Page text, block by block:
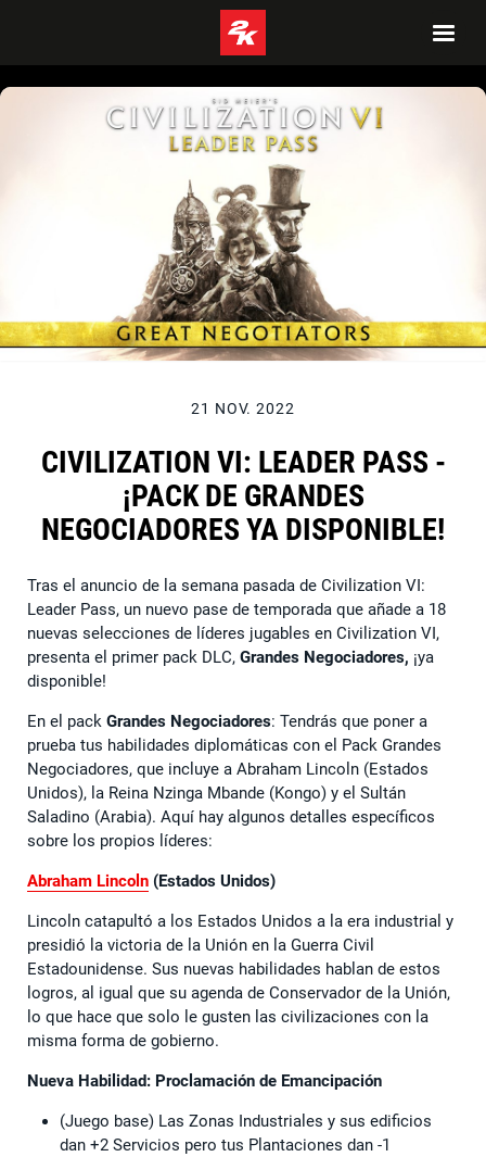
21 NOV. 2022
CIVILIZATION VI: LEADER PASS -
¡PACK DE GRANDES
NEGOCIADORES YA DISPONIBLE!
Tras el anuncio de la semana pasada de Civilization VI:
Leader Pass, un nuevo pase de temporada que añade a 18
nuevas selecciones de líderes jugables en Civilization VI,
presenta el primer pack DLC, Grandes Negociadores, ¡ya
disponible!
En el pack Grandes Negociadores: Tendrás que poner a
prueba tus habilidades diplomáticas con el Pack Grandes
Negociadores, que incluye a Abraham Lincoln (Estados
Unidos), la Reina Nzinga Mbande (Kongo) y el Sultán
Saladino (Arabia). Aquí hay algunos detalles específicos
sobre los propios líderes:
Abraham Lincoln (Estados Unidos)
Lincoln catapultó a los Estados Unidos a la era industrial y
presidió la victoria de la Unión en la Guerra Civil
Estadounidense. Sus nuevas habilidades hablan de estos
logros, al igual que su agenda de Conservador de la Unión,
lo que hace que solo le gusten las civilizaciones con la
misma forma de gobierno.
Nueva Habilidad: Proclamación de Emancipación
(Juego base) Las Zonas Industriales y sus edificios
dan +2 Servicios pero tus Plantaciones dan -1